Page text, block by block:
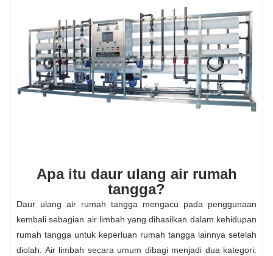
Apa itu daur ulang air rumah
tangga?
Daur ulang air rumah tangga mengacu pada penggunaan
kembali sebagian air limbah yang dihasilkan dalam kehidupan
rumah tangga untuk keperluan rumah tangga lainnya setelah
diolah. Air limbah secara umum dibagi menjadi dua kategori: